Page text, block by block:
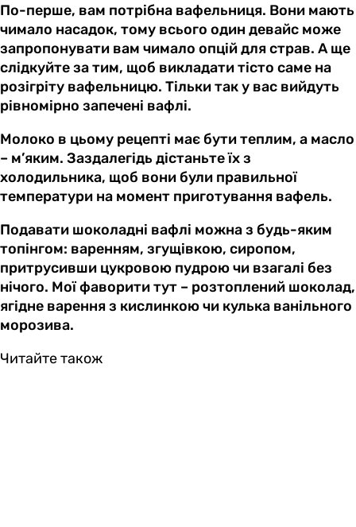
По-перше, вам потрібна вафельниця. Вони мають
чимало насадок, тому всього один девайс може
запропонувати вам чимало опцій для страв. А ще
слідкуйте за тим, щоб викладати тісто саме на
розігріту вафельницю. Тільки так у вас вийдуть
рівномірно запечені вафлі.
Молоко в цьому рецепті має бути теплим, а масло
– м’яким. Заздалегідь дістаньте їх з
холодильника, щоб вони були правильної
температури на момент приготування вафель.
Подавати шоколадні вафлі можна з будь-яким
топінгом: варенням, згущівкою, сиропом,
притрусивши цукровою пудрою чи взагалі без
нічого. Мої фаворити тут – розтоплений шоколад,
ягідне варення з кислинкою чи кулька ванільного
морозива.
Читайте також